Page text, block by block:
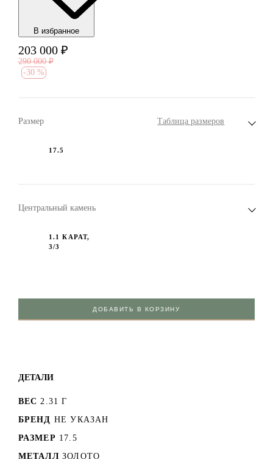
В избранноe
203 000 ₽
290 000 ₽
-30 %
Размер Таблица размеров
17.5
Центральный камень
1.1 КАРАТ,
3/3
ДОБАВИТЬ В КОРЗИНУ
ДЕТАЛИ
ВЕС 2.31 Г
БРЕНД НЕ УКАЗАН
РАЗМЕР 17.5
МЕТАЛЛ ЗОЛОТО